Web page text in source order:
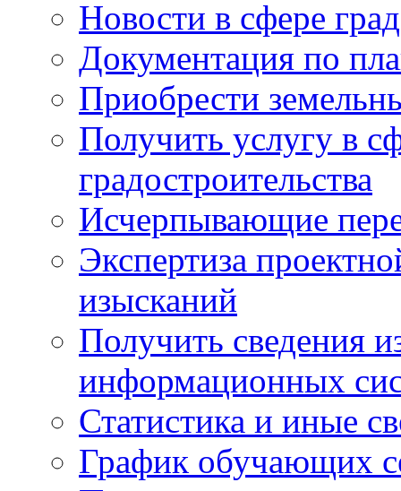
Новости в сфере
Документация по
Приобрести
Получить услугу в
градостроительства
Исчерпывающие
Экспертиза
изысканий
Получить сведения
информационных
Статистика и иные
График обучающих